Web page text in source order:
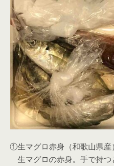
①生マグロ赤身（和歌山県
生マグロの赤身。手で持